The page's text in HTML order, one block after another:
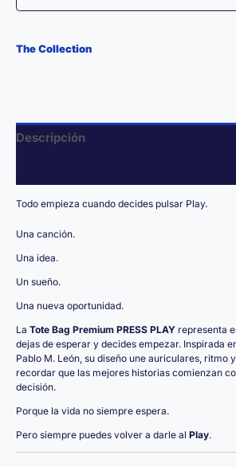
Reutilizable
The Collection
Descripción
Todo empieza cuando decides pulsar Play.
Una canción.
Una idea.
Un sueño.
Una nueva oportunidad.
La Tote Bag Premium PRESS PLAY representa
dejas de esperar y decides empezar. Inspirada
Pablo M. León, su diseño une auriculares, ritmo
recordar que las mejores historias comienzan
decisión.
Porque la vida no siempre espera.
Pero siempre puedes volver a darle al Play.